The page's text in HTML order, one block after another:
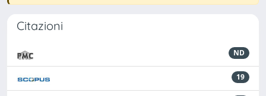
Citazioni
ND
19